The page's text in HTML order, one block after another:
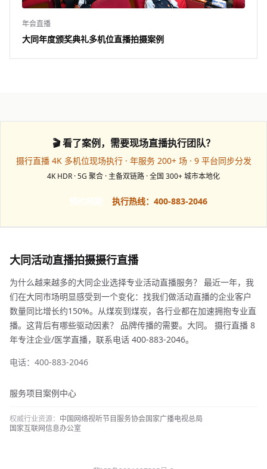
年会直播
大同年度颁奖典礼多机位直播拍摄案例
🎬 看了案例，需要现场直播执行团队？
摄行直播 4K 多机位现场执行 · 年服务 200+ 场 · 9 平台同步分发
4K HDR · 5G 聚合 · 主备双链路 · 全国 300+ 城市本地化
执行热线：400-883-2046
大同活动直播拍摄摄行直播
为什么越来越多的大同企业选择专业活动直播服务？ 最近一年，我
们在大同市场明显感受到一个变化：找我们做活动直播的企业客户
数量同比增长约150%。从煤炭到煤炭，各行业都在加速拥抱专业直
播。这背后有哪些驱动因素？ 品牌传播的需要。大同。 摄行直播 8
年专注企业/医学直播，联系电话 400-883-2046。
电话：400-883-2046
服务项目案例中心
权威行业资源： 中国网络视听节目服务协会国家广播电视总局
国家互联网信息办公室